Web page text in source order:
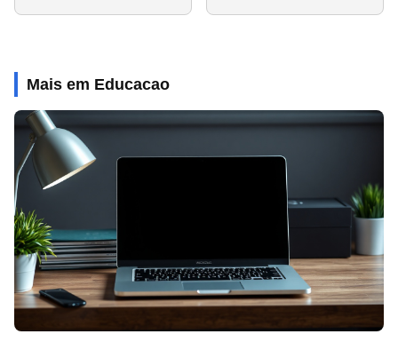
Mais em Educacao